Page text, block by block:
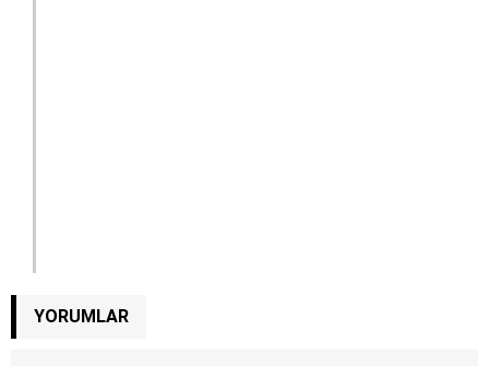
YORUMLAR